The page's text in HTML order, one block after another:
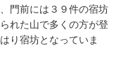
門前には３９件の宿坊
れた山で多くの方が登
り宿坊となっていま